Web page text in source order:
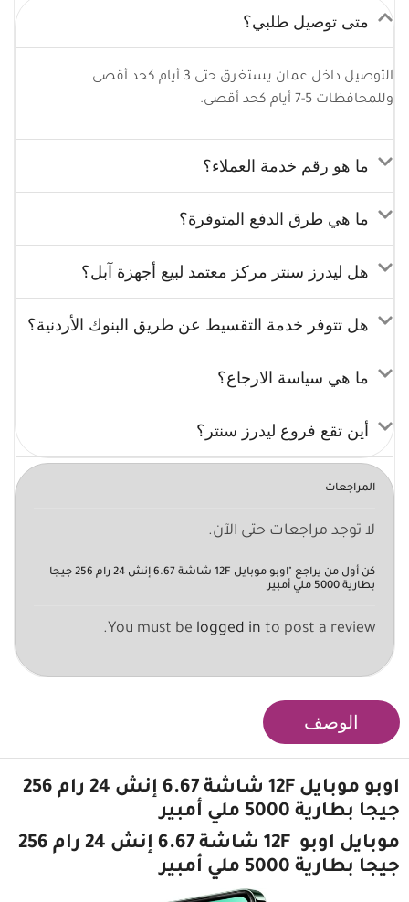
متى توصيل طلبي؟
التوصيل داخل عمان يستغرق حتى 3 أيام كحد أقصى
وللمحافظات 5-7 أيام كحد أقصى.
ما هو رقم خدمة العملاء؟
ما هي طرق الدفع المتوفرة؟
هل ليدرز سنتر مركز معتمد لبيع أجهزة آبل؟
هل تتوفر خدمة التقسيط عن طريق البنوك الأردنية؟
ما هي سياسة الارجاع؟
أين تقع فروع ليدرز سنتر؟
المراجعات
لا توجد مراجعات حتى الآن.
كن أول من يراجع "اوبو موبايل 12F شاشة 6.67 إنش 24 رام 256 جيجا
بطارية 5000 ملي أمبير
You must be logged in to post a review.
الوصف
اوبو موبايل 12F
شاشة 6.67 إنش 24 رام 256
جيجا بطارية 5000 ملي أمبير
موبايل اوبو
12F شاشة 6.67 إنش 24 رام 256
جيجا بطارية 5000 ملي أمبير